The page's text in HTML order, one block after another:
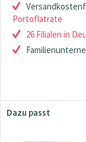
Portoflatrate
26 Filialen in
Dazu passt